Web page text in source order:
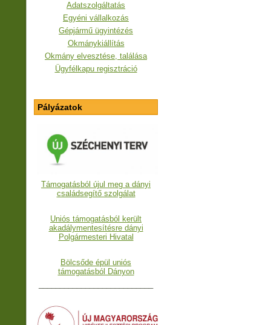
Adatszolgáltatás
Egyéni vállalkozás
Gépjármű ügyintézés
Okmánykiállítás
Okmány elvesztése, találása
Ügyfélkapu regisztráció
Pályázatok
Támogatásból újul meg a dányi
családsegítő szolgálat
Uniós támogatásból került
akadálymentesítésre dányi
Polgármesteri Hivatal
Bölcsőde épül uniós
támogatásból Dányon